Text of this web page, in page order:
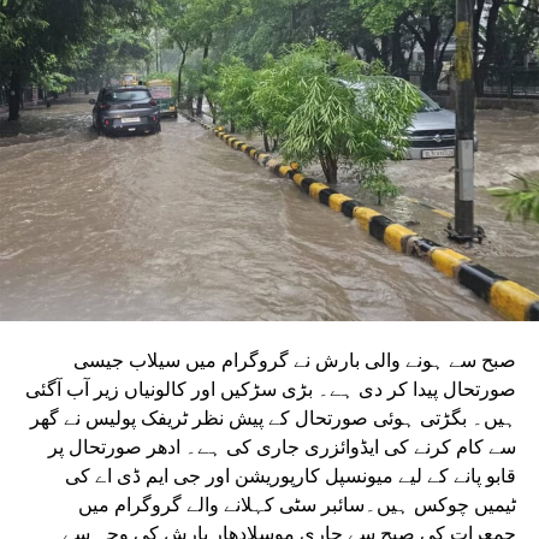
ٹینڈر جاری کیا تھا۔ ٹینڈر کی آخری تاریخ میں دو بار توسیع کی
گئی۔ اب اس عمل کے لیے ایجنسی کا انتخاب کر لیا گیا ہے۔این
ایم آر سی کے عہدیداروں نے بتایا کہ دونوں راستوں پر کام
شروع کرنے کے لئے ایل این ٹی نامی ایجنسی کا انتخاب کیا گیا
ہے۔ یہ ایجنسی دونوں راستوں پر تعمیراتی کام کرے گی۔
دونوں راستوں پر سول کام کے لیے منتخب کردہ ایجنسی لارسن
اینڈ ٹوبرو (L&T) ہے۔ سول ورک کی تخمینہ لاگت 1,200 کروڑ
ہے۔اس لائن پر آٹھ اسٹیشن بنائے جائیں گے۔ ان میں
سیکٹر-38A بوٹینیکل گارڈن، سیکٹر-44، نوئیڈا آفس، سیکٹر-96،
سیکٹر-97، سیکٹر-105، سیکٹر-108، سیکٹر-93، اور پنچشیل
بوائز انٹر کالج شامل ہوں گے۔
صبح سے ہونے والی بارش نے گروگرام میں سیلاب جیسی
صورتحال پیدا کر دی ہے۔ بڑی سڑکیں اور کالونیاں زیر آب آگئی
ہیں۔ بگڑتی ہوئی صورتحال کے پیش نظر ٹریفک پولیس نے گھر
سے کام کرنے کی ایڈوائزری جاری کی ہے۔ ادھر صورتحال پر
قابو پانے کے لیے میونسپل کارپوریشن اور جی ایم ڈی اے کی
ٹیمیں چوکس ہیں۔سائبر سٹی کہلانے والے گروگرام میں
جمعرات کی صبح سے جاری موسلادھار بارش کی وجہ سے